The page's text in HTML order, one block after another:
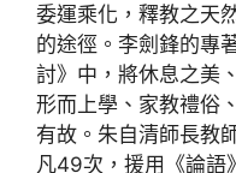
委運乘化，釋教之天
的途徑。李劍鋒的專
討》中，將休息之美
形而上學、家教禮俗
有故。朱自清師長教
凡49次，援用《論語